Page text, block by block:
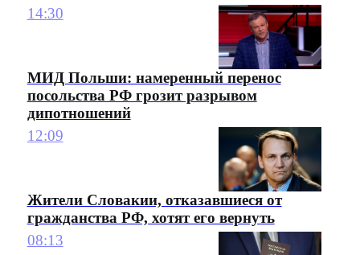
14:30
МИД Польши: намеренный перенос
посольства РФ грозит разрывом
дипотношений
12:09
Жители Словакии, отказавшиеся от
гражданства РФ, хотят его вернуть
08:13